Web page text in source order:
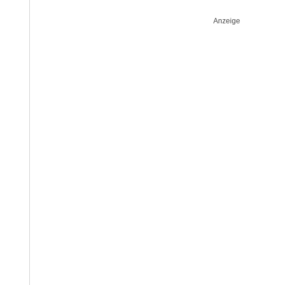
Anzeige